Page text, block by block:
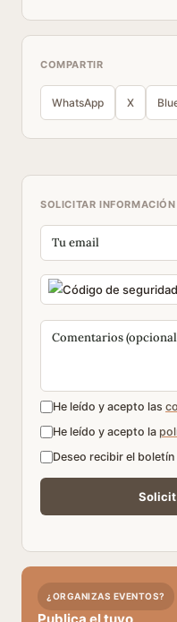
COMPARTIR
WhatsApp X
SOLICITAR INFORMACIÓN
He leído y acepto las
He leído y acepto la
Deseo recibir el
¿ORGANIZAS EVENTOS?